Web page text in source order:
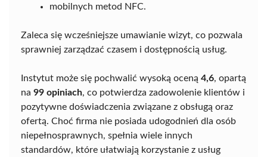
mobilnych metod NFC.
Zaleca się wcześniejsze umawianie wizyt, co pozwala
sprawniej zarządzać czasem i dostępnością usług.
Instytut może się pochwalić wysoką oceną 4,6, opartą
na 99 opiniach, co potwierdza zadowolenie klientów i
pozytywne doświadczenia związane z obsługą oraz
ofertą. Choć firma nie posiada udogodnień dla osób
niepełnosprawnych, spełnia wiele innych
standardów, które ułatwiają korzystanie z usług